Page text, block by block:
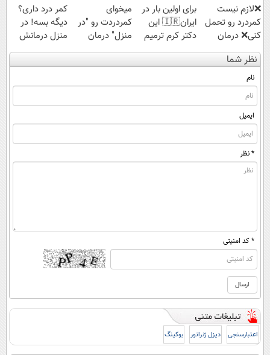
❌لازم نیست
کمردرد رو تحمل
کنی❌ درمان
بدون جراحی و
قرص
(پرسشنامه)
برای اولین بار در
ایران🇮🇷 این
دکتر کرم ترمیم
کننده 23 روزه
ساخت!
میخوای
کمردردت رو "در
منزل" درمان
کنی؟ (◂فیلم +
◂پرسش‌نامه)
کمر درد داری؟
دیگه بسه! در
منزل درمانش
کن
(◀پرسش‌نامه)
نظر شما
نام
ایمیل
* نظر
* کد امنیتی
اعتبارسنجی دیزل ژنراتور بوکینگ